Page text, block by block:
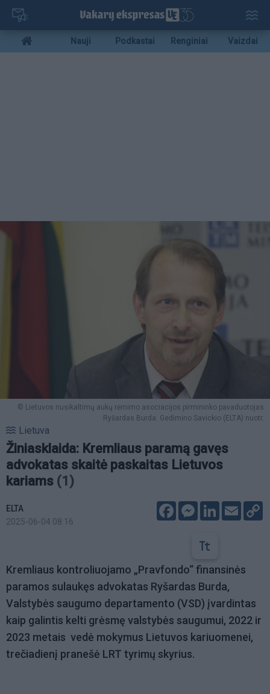
Pereiti
pagrindinį
turinį
Mobile
menu
Nauji Podkastai Renginiai Vaizdai
© Lietuvos nusikaltimų aukų rėmimo asociacijos pirmininko pavaduotojas
Ryšardas Burda. Gedimino Savickio (ELTA) nuotr.
Lietuva
Žiniasklaida: Kremliaus paramą gavęs
advokatas skaitė paskaitas Lietuvos
kariams (1)
ELTA
2025-06-04 08:16
FacebookMessenger
LinkedIn
Email
Kremliaus kontroliuojamo „Pravfondo“ finansinės
paramos sulaukęs advokatas Ryšardas Burda,
Valstybės saugumo departamento (VSD) įvardintas
kaip galintis kelti grėsmę valstybės saugumui, 2022 ir
2023 metais vedė mokymus Lietuvos kariuomenei,
trečiadienį pranešė LRT tyrimų skyrius.